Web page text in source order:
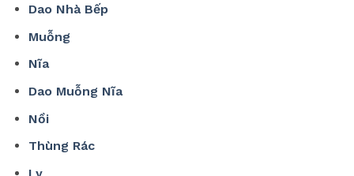
Dao Nhà Bếp
Muỗng
Nĩa
Dao Muỗng Nĩa
Nồi
Thùng Rác